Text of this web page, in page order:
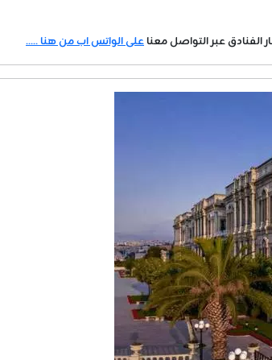
عبر التواصل معناعلى الواتس اب من هنا .....